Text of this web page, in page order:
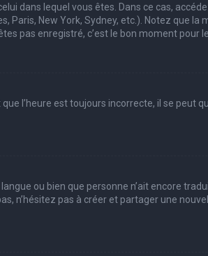
dans lequel vous êtes. Dans ce cas,
Paris, New York, Sydney, etc.). Notez que
pas enregistré, c’est le bon moment pour
l’heure est toujours incorrecte, il se peut
ou bien que personne n’ait encore
n’hésitez pas à créer et partager une